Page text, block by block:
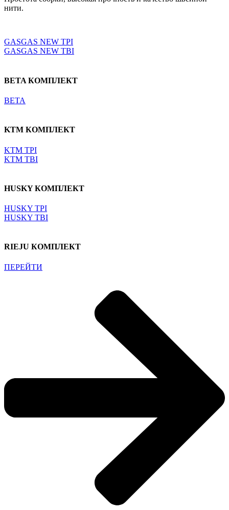
нити.
GASGAS NEW TPI
GASGAS NEW TBI
BETA КОМПЛЕКТ
BETA
KTM КОМПЛЕКТ
KTM TPI
KTM TBI
HUSKY КОМПЛЕКТ
HUSKY TPI
HUSKY TBI
RIEJU КОМПЛЕКТ
ПЕРЕЙТИ